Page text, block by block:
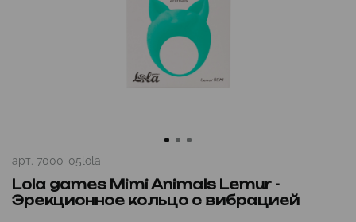
арт. 7000-05lola
Lola games Mimi Animals Lemur -
Эрекционное кольцо с вибрацией